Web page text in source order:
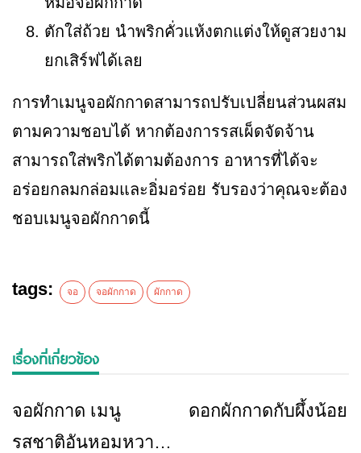
ตักใส่ถ้วย นำพริกคั่วแห้งตกแต่งให้ดูสวยงาม
ยกเสิร์ฟได้เลย
การทำเมนูจอผักกาดสามารถปรับเปลี่ยนส่วนผสม
ตามความชอบได้ หากต้องการรสเผ็ดจัดจ้าน
สามารถใส่พริกได้ตามต้องการ อาหารที่ได้จะ
อร่อยกลมกล่อมและอิ่มอร่อย รับรองว่าคุณจะต้อง
ชอบเมนูจอผักกาดนี้
tags: จอ จอผักกาด ผักกาด
เรื่องที่เกี่ยวข้อง
ข่าวเชียงราย
จอผักกาด เมนู
รสชาติอันหอมหวาน
ข่าวเชียงราย
ดอกผักกาดกับผึ้งน้อย